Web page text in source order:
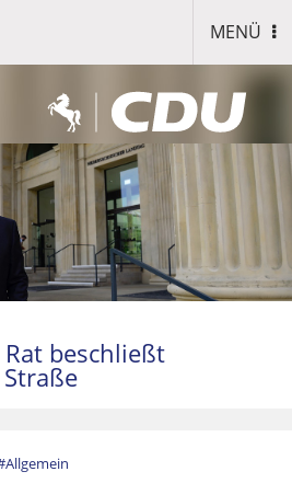
MENÜ
beschließt
Allgemein